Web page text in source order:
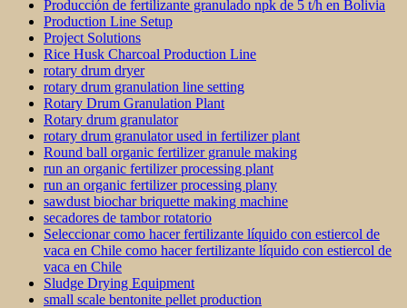
Producción de fertilizante granulado npk de 5 t/h en Bolivia
Production Line Setup
Project Solutions
Rice Husk Charcoal Production Line
rotary drum dryer
rotary drum granulation line setting
Rotary Drum Granulation Plant
Rotary drum granulator
rotary drum granulator used in fertilizer plant
Round ball organic fertilizer granule making
run an organic fertilizer processing plant
run an organic fertilizer processing plany
sawdust biochar briquette making machine
secadores de tambor rotatorio
Seleccionar como hacer fertilizante líquido con estiercol de
vaca en Chile como hacer fertilizante líquido con estiercol de
vaca en Chile
Sludge Drying Equipment
small scale bentonite pellet production